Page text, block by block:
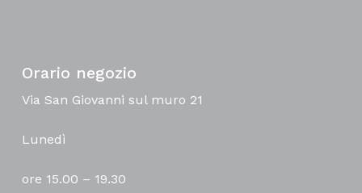
Orario negozio
Via San Giovanni sul muro 21
Lunedì
ore 15.00 – 19.30